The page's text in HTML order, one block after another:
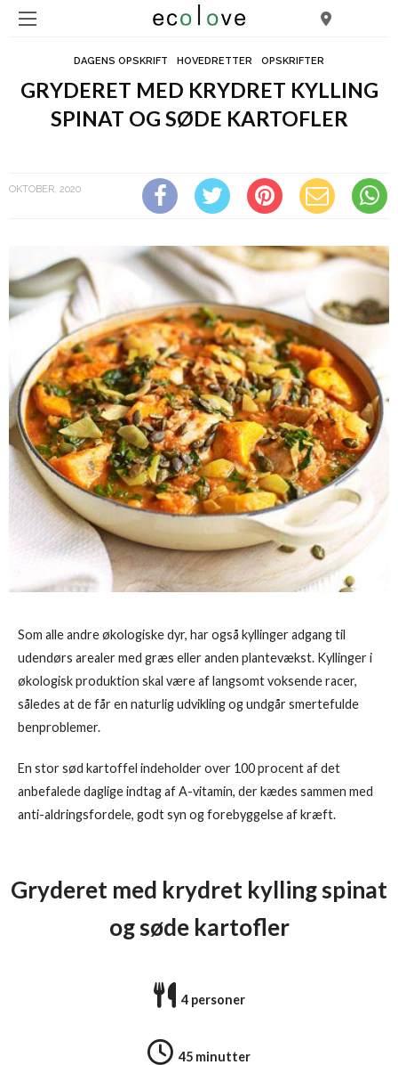
DAGENS OPSKRIFT HOVEDRETTER OPSKRIFTER
GRYDERET MED KRYDRET KYLLING
SPINAT OG SØDE KARTOFLER
OKTOBER, 2020
Som alle andre økologiske dyr, har også kyllinger adgang til
udendørs arealer med græs eller anden plantevækst. Kyllinger i
økologisk produktion skal være af langsomt voksende racer,
således at de får en naturlig udvikling og undgår smertefulde
benproblemer.
En stor sød kartoffel indeholder over 100 procent af det
anbefalede daglige indtag af A-vitamin, der kædes sammen med
anti-aldringsfordele, godt syn og forebyggelse af kræft.
Gryderet med krydret kylling spinat
og søde kartofler
4 personer
45 minutter